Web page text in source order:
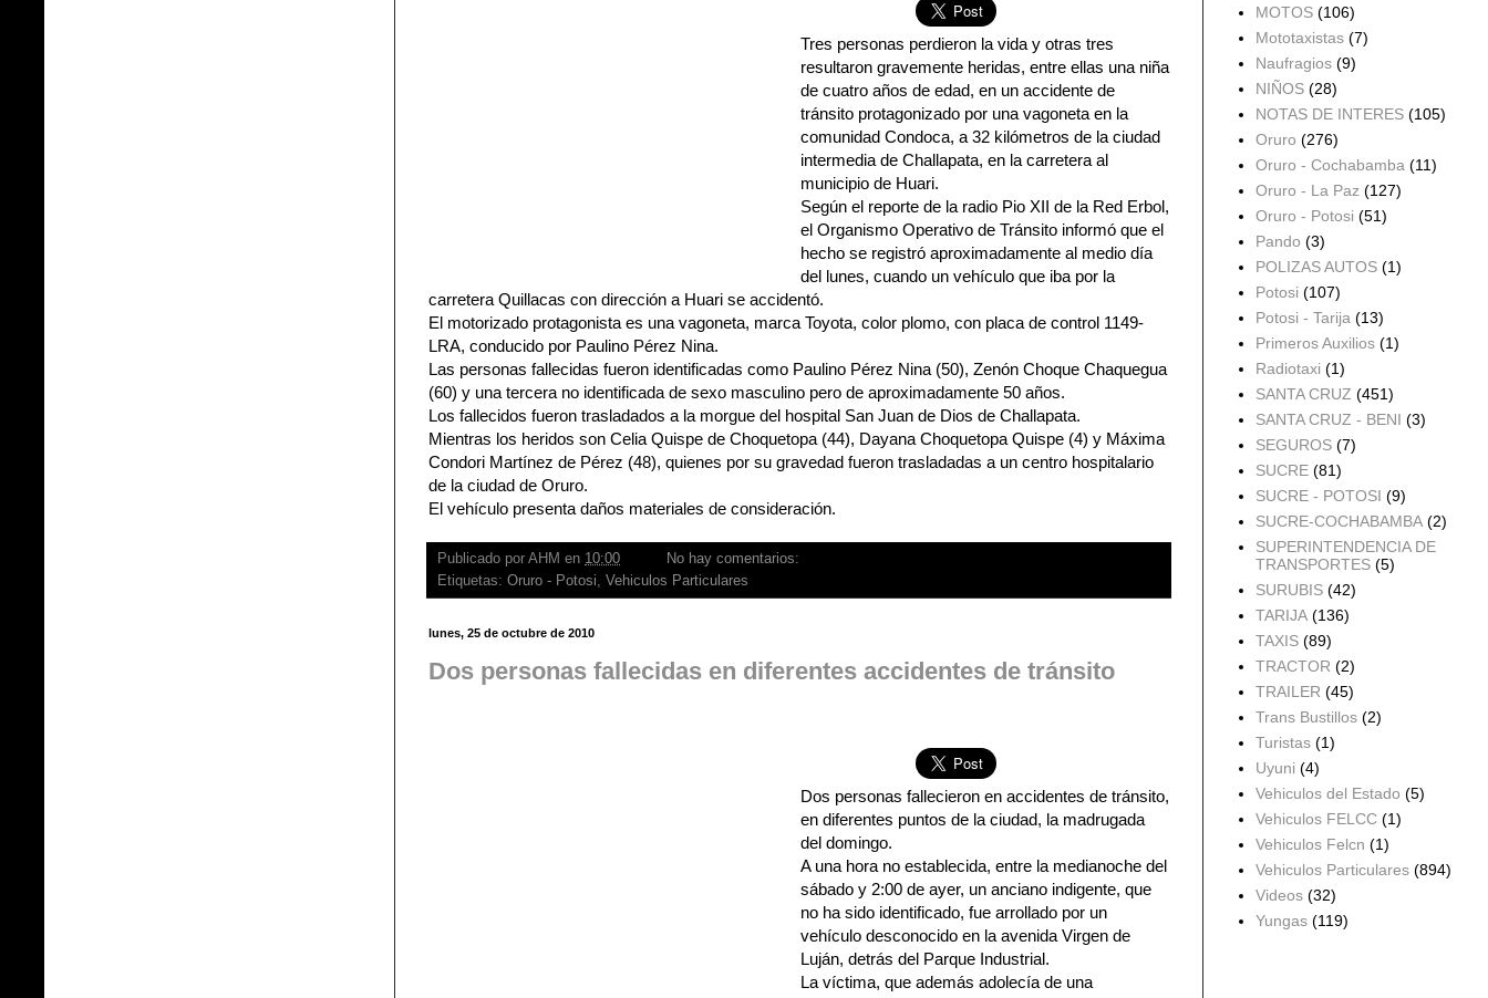
Tres personas perdieron la vida y otras tres
resultaron gravemente heridas, entre ellas una niña
de cuatro años de edad, en un accidente de
tránsito protagonizado por una vagoneta en la
comunidad Condoca, a 32 kilómetros de la ciudad
intermedia de Challapata, en la carretera al
municipio de Huari.
Según el reporte de la radio Pio XII de la Red Erbol,
el Organismo Operativo de Tránsito informó que el
hecho se registró aproximadamente al medio día
del lunes, cuando un vehículo que iba por la
carretera Quillacas con dirección a Huari se accidentó.
El motorizado protagonista es una vagoneta, marca Toyota, color plomo, con placa de control 1149-
LRA, conducido por Paulino Pérez Nina.
Las personas fallecidas fueron identificadas como Paulino Pérez Nina (50), Zenón Choque Chaquegua
(60) y una tercera no identificada de sexo masculino pero de aproximadamente 50 años.
Los fallecidos fueron trasladados a la morgue del hospital San Juan de Dios de Challapata.
Mientras los heridos son Celia Quispe de Choquetopa (44), Dayana Choquetopa Quispe (4) y Máxima
Condori Martínez de Pérez (48), quienes por su gravedad fueron trasladadas a un centro hospitalario
de la ciudad de Oruro.
El vehículo presenta daños materiales de consideración.
Publicado por AHM en 10:00
No hay comentarios:
Etiquetas: Oruro - Potosi Vehiculos Particulares
lunes, 25 de octubre de 2010
Dos personas fallecidas en diferentes accidentes de tránsito
Dos personas fallecieron en accidentes de tránsito,
en diferentes puntos de la ciudad, la madrugada
del domingo.
A una hora no establecida, entre la medianoche del
sábado y 2:00 de ayer, un anciano indigente, que
no ha sido identificado, fue arrollado por un
vehículo desconocido en la avenida Virgen de
Luján, detrás del Parque Industrial.
La víctima, que además adolecía de una
MOTOS (106)
Mototaxistas (7)
Naufragios (9)
NIÑOS (28)
NOTAS DE INTERES (105)
Oruro (276)
Oruro - Cochabamba (11)
Oruro - La Paz (127)
Oruro - Potosi (51)
Pando (3)
POLIZAS AUTOS (1)
Potosi (107)
Potosi - Tarija (13)
Primeros Auxilios (1)
Radiotaxi (1)
SANTA CRUZ (451)
SANTA CRUZ - BENI (3)
SEGUROS (7)
SUCRE (81)
SUCRE - POTOSI (9)
SUCRE-COCHABAMBA (2)
SUPERINTENDENCIA DE
TRANSPORTES (5)
SURUBIS (42)
TARIJA (136)
TAXIS (89)
TRACTOR (2)
TRAILER (45)
Trans Bustillos (2)
Turistas (1)
Uyuni (4)
Vehiculos del Estado (5)
Vehiculos FELCC (1)
Vehiculos Felcn (1)
Vehiculos Particulares (894)
Videos (32)
Yungas (119)